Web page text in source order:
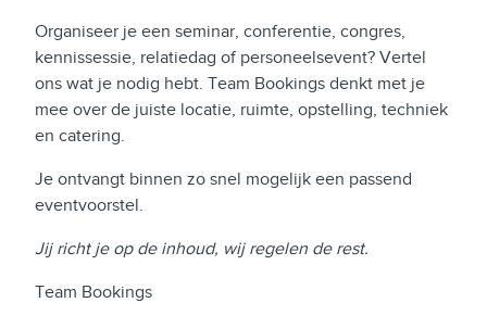
Organiseer je een seminar, conferentie, congres,
kennissessie, relatiedag of personeelsevent? Vertel
ons wat je nodig hebt. Team Bookings denkt met je
mee over de juiste locatie, ruimte, opstelling, techniek
en catering.
Je ontvangt binnen zo snel mogelijk een passend
eventvoorstel.
Jij richt je op de inhoud, wij regelen de rest.
Team Bookings